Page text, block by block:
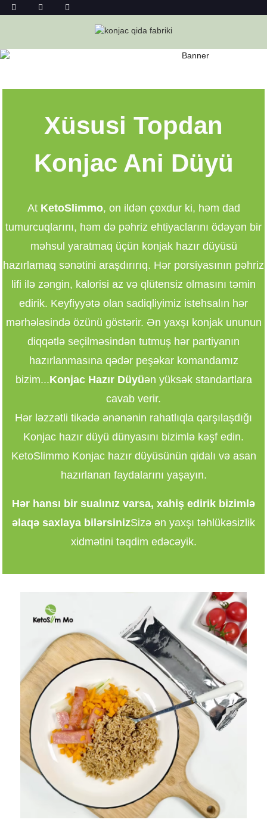
KONJAC ANI DÜYÜ TOPDAN
Xüsusi Topdan
Konjac Ani Düyü
At KetoSlimmo, on ildən çoxdur ki, həm dad
tumurcuqlarını, həm də pəhriz ehtiyaclarını ödəyən bir
məhsul yaratmaq üçün konjak hazır düyüsü
hazırlamaq sənətini araşdırırıq. Hər porsiyasının pəhriz
lifi ilə zəngin, kalorisi az və qlütensiz olmasını təmin
edirik. Keyfiyyətə olan sadiqliyimiz istehsalın hər
mərhələsində özünü göstərir. Ən yaxşı konjak ununun
diqqətlə seçilməsindən tutmuş hər partiyanın
hazırlanmasına qədər peşəkar komandamız
bizim...Konjac Hazır Düyüən yüksək standartlara
cavab verir.
Hər ləzzətli tikədə ənənənin rahatlıqla qarşılaşdığı
Konjac hazır düyü dünyasını bizimlə kəşf edin.
KetoSlimmo Konjac hazır düyüsünün qidalı və asan
hazırlanan faydalarını yaşayın.
Hər hansı bir sualınız varsa, xahiş edirik bizimlə
əlaqə saxlaya bilərsinizSizə ən yaxşı təhlükəsizlik
xidmətini təqdim edəcəyik.